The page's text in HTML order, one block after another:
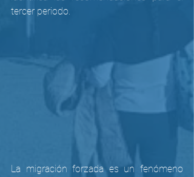
tercer periodo.
La migración forzada es un fenómeno